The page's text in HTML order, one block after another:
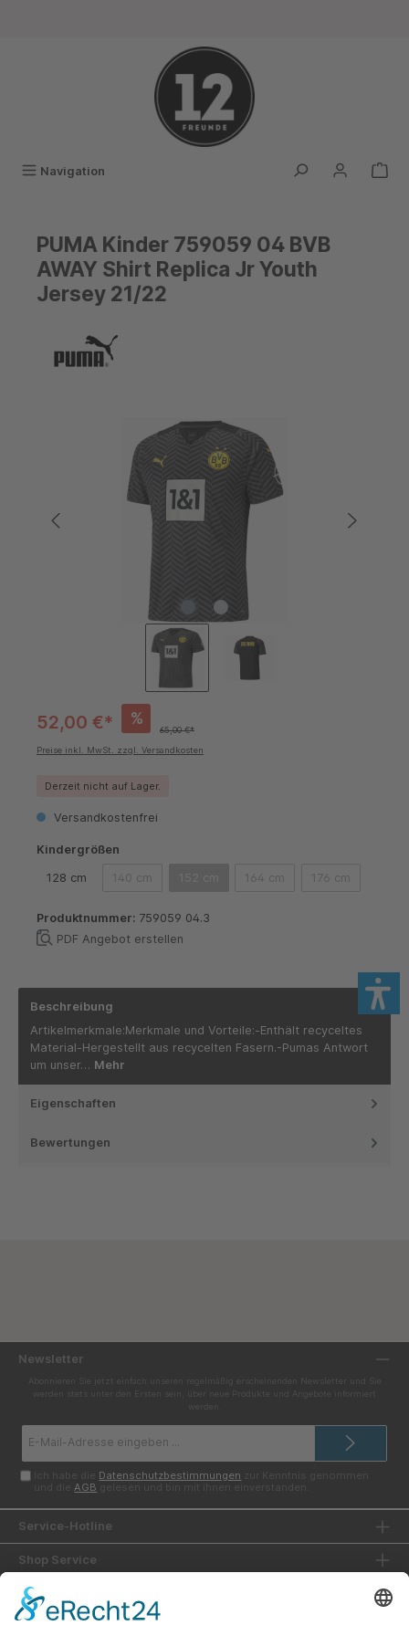
Navigation
PUMA Kinder 759059 04 BVB
AWAY Shirt Replica Jr Youth
Jersey 21/22
Bildergalerie überspringen
52,00 €* %
65,00 €*
Preise inkl. MwSt. zzgl. Versandkosten
Derzeit nicht auf Lager.
Versandkostenfrei
Kindergrößen
128 cm 140 cm(Diese Option ist zurzeit nicht verfügbar.)
(Diese Option ist zurzeit nicht verfügbar.)
164 cm(Diese Option ist zurzeit
176 cm(Diese Option
Produktnummer: 759059 04.3
PDF Angebot erstellen
Beschreibung
Artikelmerkmale:Merkmale und Vorteile:-Enthält recyceltes
Material-Hergestellt aus recycelten Fasern.-Pumas Antwort
um unser… Mehr
Eigenschaften
Bewertungen
Newsletter
Abonnieren Sie jetzt einfach unseren regelmäßig erscheinenden Newsletter und Sie
werden stets unter den Ersten sein, über neue Produkte und Angebote informiert
werden.
Mail-
Ich habe die Datenschutzbestimmungen
zur Kenntnis genommen
und dieAGB gelesen und bin mit ihnen einverstanden.
Service-Hotline
Shop Service
Informationen